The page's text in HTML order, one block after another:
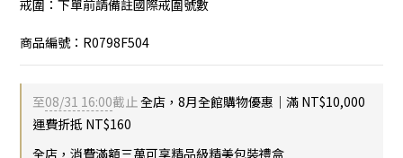
戒圍：下單前請備註國際戒圍號數
商品編號：R0798F504
至08/31 16:00截止全店，8月全館購物優惠｜滿 NT$10,000
運費折抵 NT$160
全店，消費滿額三萬可享精品級精美包裝禮盒